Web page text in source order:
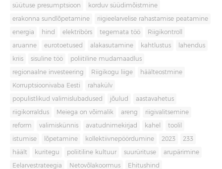
süütuse presumptsioon korduv süüdimõistmine
erakonna sundlõpetamine riigieelarvelise rahastamise peatamine
energia hind elektribörs tegemata töö Riigikontroll
aruanne eurotoetused alakasutamine kahtlustus lahendus
kriis sisuline töö poliitiline mudamaadlus
regionaalne investeering Riigikogu liige häälteostmine
Korruptsioonivaba Eesti rahakülv
populistlikud valimislubadused jõulud aastavahetus
riigikorraldus Meiega on võimalik areng riigivalitsemine
reform valimiskünnis avatudnimekirjad kahel toolil
istumise lõpetamine kollektiivnepöördumine 2023 233
häält kuritegu poliitiline kultuur suurürituse arupärimine
Eelarvestrateegia Netovõlakoormus Ehitushind